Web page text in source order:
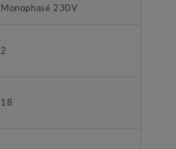
Monophasé 230V
2
18